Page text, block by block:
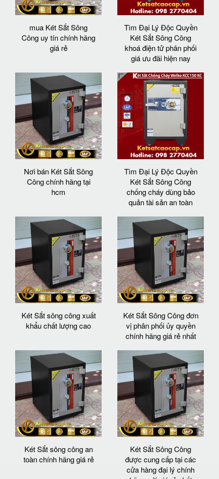
mua Két Sắt Sông
Công uy tín chính hãng
giá rẻ
Tìm Đại Lý Độc Quyền
Két Sắt Sông Công
khoá điện tử phân phối
giá ưu đãi hiện nay
Nơi bán Két Sắt Sông
Công chính hãng tại
hcm
Tìm Đại Lý Độc Quyền
Két Sắt Sông Công
chống cháy dùng bảo
quản tài sản an toàn
Két Sắt sông công xuất
khẩu chất lượng cao
Két Sắt Sông Công đơn
vị phân phối ủy quyền
chính hãng giá rẻ nhất
Két Sắt sông công an
toàn chính hãng giá rẻ
Két Sắt Sông Công
được cung cấp tại các
cửa hàng đại lý chính